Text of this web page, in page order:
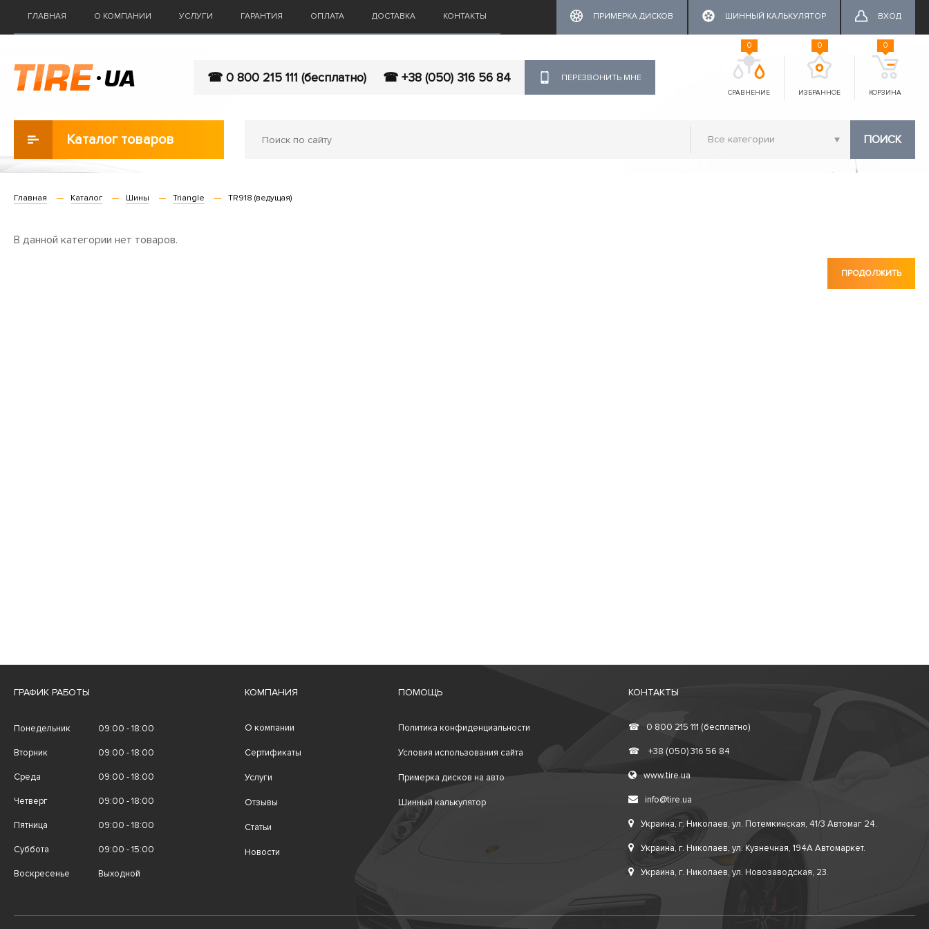
ГЛАВНАЯ О КОМПАНИИ УСЛУГИ ГАРАНТИЯ ОПЛАТА ДОСТАВКА КОНТАКТЫ ПРИМЕРКА ДИСКОВ ШИННЫЙ КАЛЬКУЛЯТОР ВХОД
☎ 0 800 215 111 (бесплатно) ☎ +38 (050) 316 56 84 ПЕРЕЗВОНИТЬ МНЕ
СРАВНЕНИЕ
0
ИЗБРАННОЕ
0
КОРЗИНА
0
Каталог товаров ПОИСК
Главная Каталог Шины Triangle TR918 (ведущая)
В данной категории нет товаров.
ПРОДОЛЖИТЬ
ГРАФИК РАБОТЫ
Понедельник 09:00 - 18:00
Вторник 09:00 - 18:00
Среда 09:00 - 18:00
Четверг 09:00 - 18:00
Пятница 09:00 - 18:00
Суббота 09:00 - 15:00
Воскресенье Выходной
КОМПАНИЯ
О компании
Сертификаты
Услуги
Отзывы
Статьи
Новости
ПОМОЩЬ
Политика конфиденциальности
Условия использования сайта
Примерка дисков на авто
Шинный калькулятор
КОНТАКТЫ
☎ 0 800 215 111 (бесплатно)
☎ +38 (050) 316 56 84
www.tire.ua
info@tire.ua
Украина, г. Николаев, ул. Потемкинская, 41/3 Автомаг 24.
Украина, г. Николаев, ул. Кузнечная, 194А Автомаркет.
Украина, г. Николаев, ул. Новозаводская, 23.